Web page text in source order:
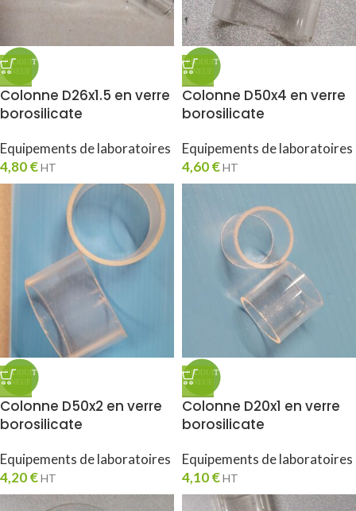
Colonne D26x1.5 en verre
borosilicate
Equipements de laboratoires
4,80€HT
Colonne D50x4 en verre
borosilicate
Equipements de laboratoires
4,60€HT
Colonne D50x2 en verre
borosilicate
Equipements de laboratoires
4,20€HT
Colonne D20x1 en verre
borosilicate
Equipements de laboratoires
4,10€HT